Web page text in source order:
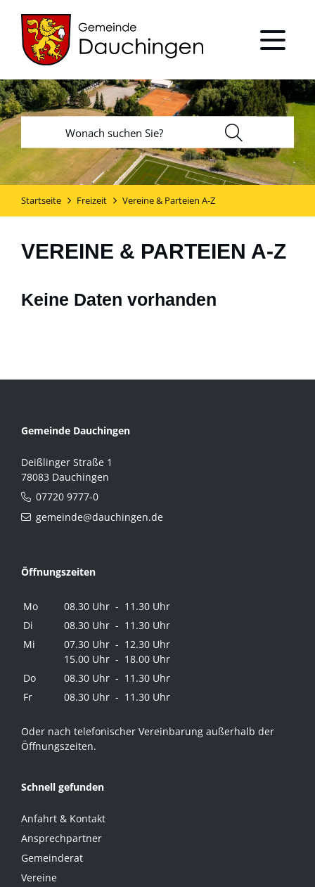
Startseite Freizeit Vereine & Parteien A-Z
VEREINE & PARTEIEN A-Z
Keine Daten vorhanden
Gemeinde Dauchingen
Deißlinger Straße 1
78083 Dauchingen
07720 9777-0
gemeinde@dauchingen.de
Öffnungszeiten
Mo
08.30 Uhr - 11.30 Uhr
Di
08.30 Uhr - 11.30 Uhr
Mi
07.30 Uhr - 12.30 Uhr
15.00 Uhr - 18.00 Uhr
Do
08.30 Uhr - 11.30 Uhr
Fr
08.30 Uhr - 11.30 Uhr
Oder nach telefonischer Vereinbarung außerhalb der
Öffnungszeiten.
Schnell gefunden
Anfahrt & Kontakt
Ansprechpartner
Gemeinderat
Vereine